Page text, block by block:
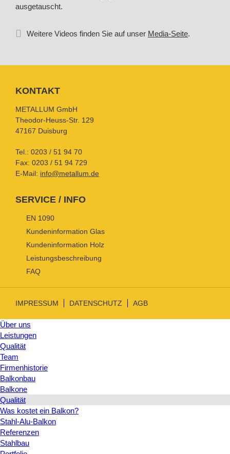
ausgetauscht.
Weitere Videos finden Sie auf unser Media-Seite.
KONTAKT
METALLUM GmbH
Theodor-Heuss-Str. 129
47167 Duisburg
Tel.: 0203 / 51 94 70
Fax: 0203 / 51 94 729
E-Mail: info@metallum.de
SERVICE / INFO
EN 1090
Kundeninformation Glas
Kundeninformation Holz
Leistungsbeschreibung
FAQ
IMPRESSUM DATENSCHUTZ AGB
Über uns
Leistungen
Qualität
Team
Firmenhistorie
Balkonbau
Balkone
Qualität
Was kostet ein Balkon?
Stahl-Alu-Balkon
Referenzen
Stahlbau